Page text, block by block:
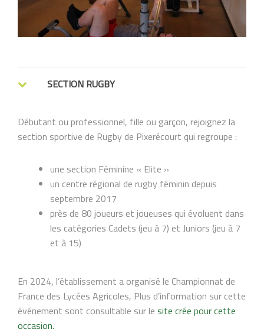
SECTION RUGBY
Débutant ou professionnel, fille ou garçon, rejoignez la
section sportive de Rugby de Pixerécourt qui regroupe :
une section Féminine « Elite »
un centre régional de rugby féminin depuis
septembre 2017
près de 80 joueurs et joueuses qui évoluent dans
les catégories Cadets (jeu à 7) et Juniors (jeu à 7
et à 15)
En 2024, l’établissement a organisé le Championnat de
France des Lycées Agricoles, Plus d’information sur cette
événement sont consultable sur le site crée pour cette
occasion.